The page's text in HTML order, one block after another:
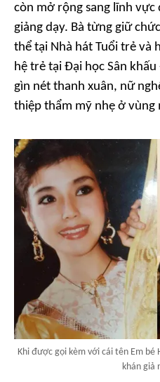
còn mở rộng sang lĩnh vực
giảng dạy. Bà từng giữ
thể tại Nhà hát Tuổi trẻ và
hệ trẻ tại Đại học Sân
gìn nét thanh xuân, nữ
thiệp thẩm mỹ nhẹ ở vùng
Khi được gọi kèm với cái tên Em
khán giả